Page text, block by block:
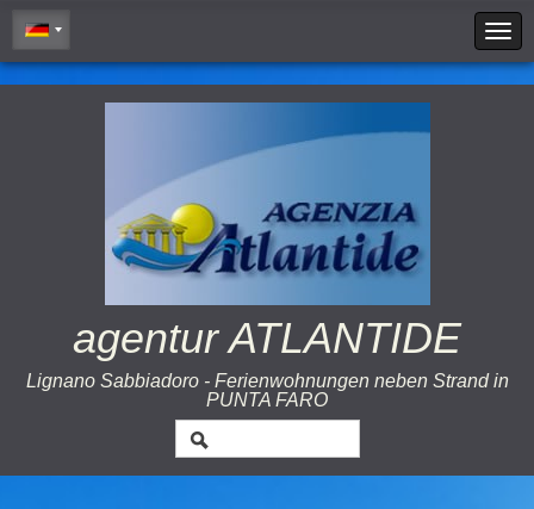
Cookie Policy
agentur ATLANTIDE
Lignano Sabbiadoro - Ferienwohnungen neben Strand in
PUNTA FARO